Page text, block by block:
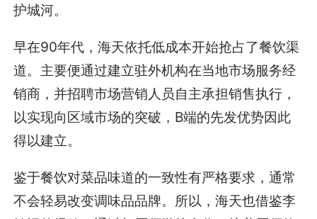
护城河。
早在90年代，海天依托低成本开始抢占了餐饮渠
道。主要便通过建立驻外机构在当地市场服务经
销商，并招聘市场营销人员自主承担销售执行，
以实现向区域市场的突破，B端的先发优势因此
得以建立。
鉴于餐饮对菜品味道的一致性有严格要求，通常
不会轻易改变调味品品牌。所以，海天也借鉴李